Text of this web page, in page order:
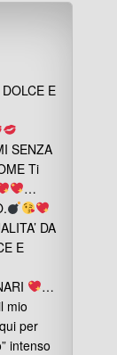
E
SENZA
Ti
…
DA
E
…
mio
per
intenso